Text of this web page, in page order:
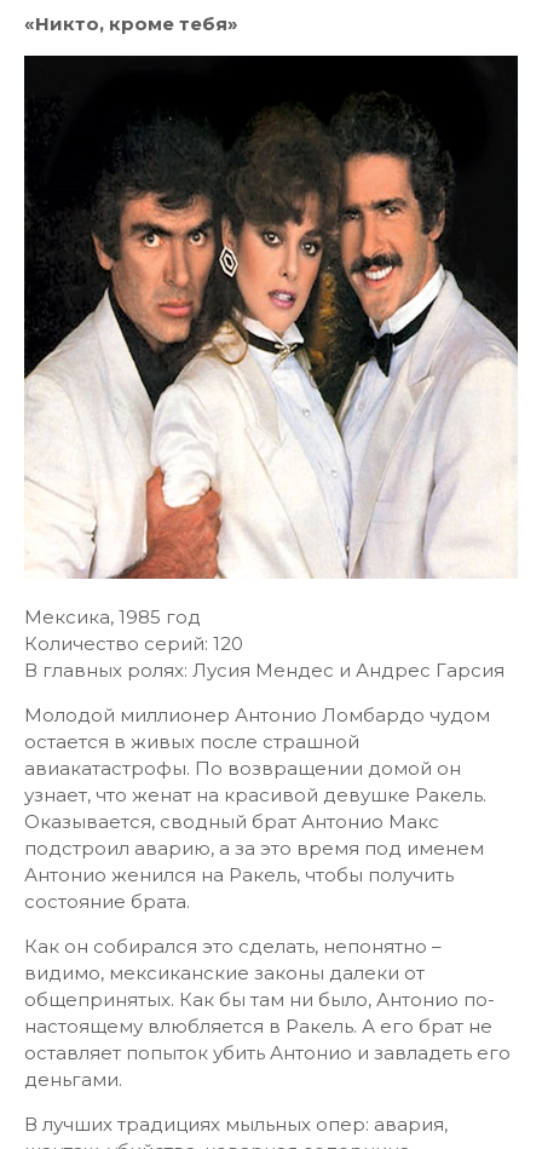
«Никто, кроме тебя»
Мексика, 1985 год
Количество серий: 120
В главных ролях: Лусия Мендес и Андрес Гарсия
Молодой миллионер Антонио Ломбардо чудом
остается в живых после страшной
авиакатастрофы. По возвращении домой он
узнает, что женат на красивой девушке Ракель.
Оказывается, сводный брат Антонио Макс
подстроил аварию, а за это время под именем
Антонио женился на Ракель, чтобы получить
состояние брата.
Как он собирался это сделать, непонятно –
видимо, мексиканские законы далеки от
общепринятых. Как бы там ни было, Антонио по-
настоящему влюбляется в Ракель. А его брат не
оставляет попыток убить Антонио и завладеть его
деньгами.
В лучших традициях мыльных опер: авария,